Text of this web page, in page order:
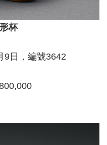
杯
9日，編號3642